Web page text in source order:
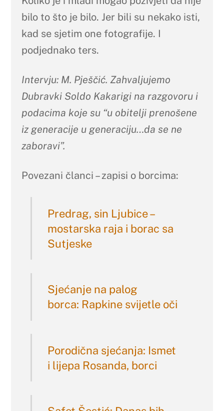
bilo to što je bilo. Jer bili su nekako isti,
kad se sjetim one fotografije. I
podjednako ters.
Intervju: M. Pješčić. Zahvaljujemo
Dubravki Soldo Kakarigi na razgovoru i
podacima koje su “u obitelji prenošene
iz generacije u generaciju…da se ne
zaboravi”.
Povezani članci – zapisi o borcima:
Predrag, sin Ljubice –
mostarska raja i borac sa
Sutjeske
Sjećanje na palog
borca: Rapkine svijetle oči
Porodična sjećanja: Ismet
i lijepa Rosanda, borci